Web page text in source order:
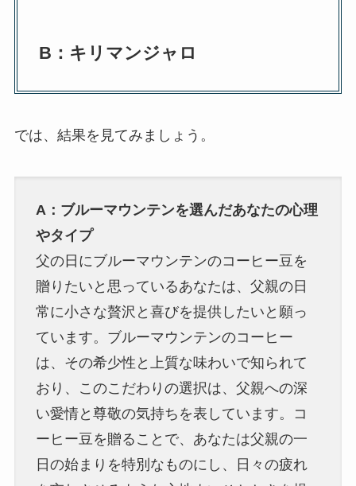
B：キリマンジャロ
では、結果を見てみましょう。
A：ブルーマウンテンを選んだあなたの心理
やタイプ
父の日にブルーマウンテンのコーヒー豆を
贈りたいと思っているあなたは、父親の日
常に小さな贅沢と喜びを提供したいと願っ
ています。ブルーマウンテンのコーヒー
は、その希少性と上質な味わいで知られて
おり、このこだわりの選択は、父親への深
い愛情と尊敬の気持ちを表しています。コ
ーヒー豆を贈ることで、あなたは父親の一
日の始まりを特別なものにし、日々の疲れ